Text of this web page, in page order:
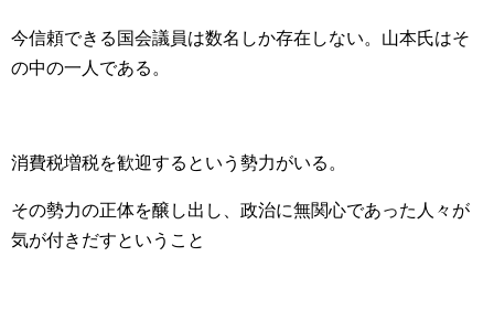
今信頼できる国会議員は数名しか存在しない。山本氏はそ
の中の一人である。
消費税増税を歓迎するという勢力がいる。
その勢力の正体を醸し出し、政治に無関心であった人々が
気が付きだすということ